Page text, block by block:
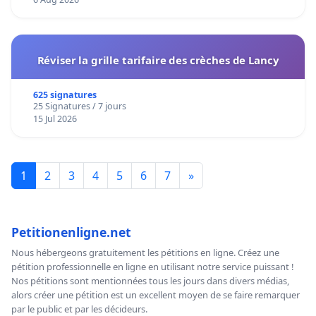
Réviser la grille tarifaire des crèches de Lancy
625 signatures
25 Signatures / 7 jours
15 Jul 2026
1 2 3 4 5 6 7 »
Petitionenligne.net
Nous hébergeons gratuitement les pétitions en ligne. Créez une
pétition professionnelle en ligne en utilisant notre service puissant !
Nos pétitions sont mentionnées tous les jours dans divers médias,
alors créer une pétition est un excellent moyen de se faire remarquer
par le public et par les décideurs.